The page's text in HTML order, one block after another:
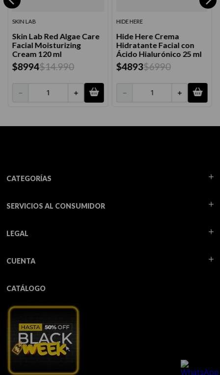
SKIN LAB
Skin Lab Red Algae Care
Facial Moisturizing
Cream 120 ml
$8994$14.990
＋
－
HIDE HERE
Hide Here Crema
Hidratante Facial con
Ácido Hialurónico 25 ml
$4893$6990
＋
－
CATEGORÍAS
SERVICIOS AL CONSUMIDOR
LEGAL
CUENTA
CATÁLOGO